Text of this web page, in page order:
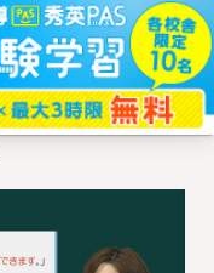
動
、
・メディア